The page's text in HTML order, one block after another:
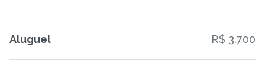
Aluguel R$ 3.700